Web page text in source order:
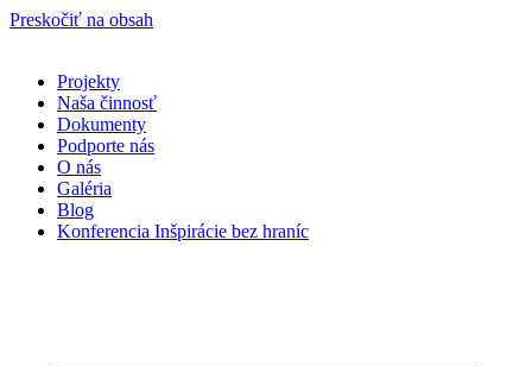
Preskočiť na obsah
Projekty
Naša činnosť
Dokumenty
Podporte nás
O nás
Galéria
Blog
Konferencia Inšpirácie bez hraníc